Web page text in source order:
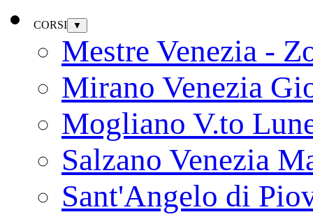
CORSI ▼
Mestre Venezia -
Mirano Venezia
Mogliano V.to
Salzano Venezia
Sant'Angelo di